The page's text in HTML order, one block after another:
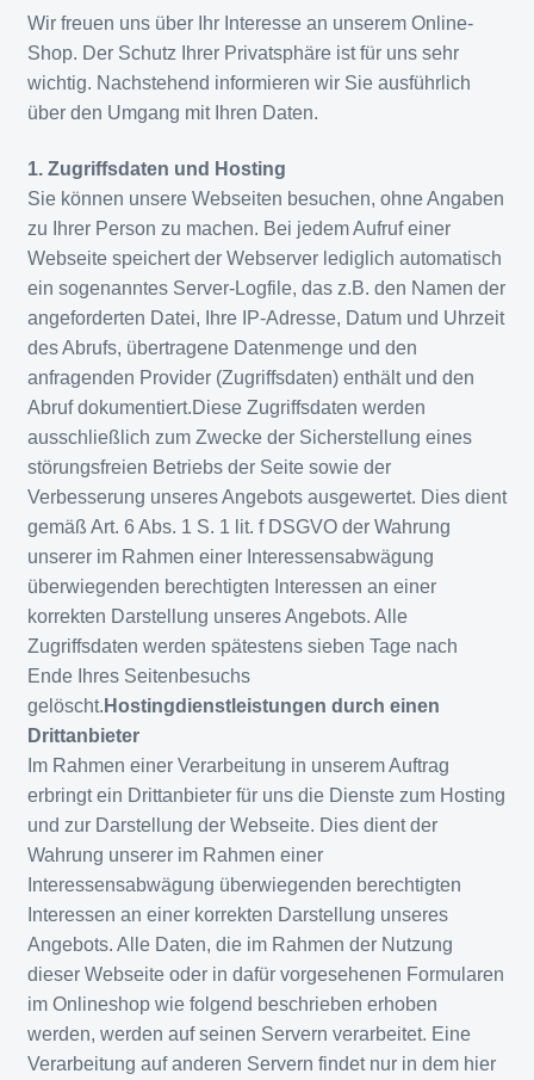
Wir freuen uns über Ihr Interesse an unserem Online-
Shop. Der Schutz Ihrer Privatsphäre ist für uns sehr
wichtig. Nachstehend informieren wir Sie ausführlich
über den Umgang mit Ihren Daten.
1. Zugriffsdaten und Hosting
Sie können unsere Webseiten besuchen, ohne Angaben
zu Ihrer Person zu machen. Bei jedem Aufruf einer
Webseite speichert der Webserver lediglich automatisch
ein sogenanntes Server-Logfile, das z.B. den Namen der
angeforderten Datei, Ihre IP-Adresse, Datum und Uhrzeit
des Abrufs, übertragene Datenmenge und den
anfragenden Provider (Zugriffsdaten) enthält und den
Abruf dokumentiert.Diese Zugriffsdaten werden
ausschließlich zum Zwecke der Sicherstellung eines
störungsfreien Betriebs der Seite sowie der
Verbesserung unseres Angebots ausgewertet. Dies dient
gemäß Art. 6 Abs. 1 S. 1 lit. f DSGVO der Wahrung
unserer im Rahmen einer Interessensabwägung
überwiegenden berechtigten Interessen an einer
korrekten Darstellung unseres Angebots. Alle
Zugriffsdaten werden spätestens sieben Tage nach
Ende Ihres Seitenbesuchs
gelöscht. Hostingdienstleistungen durch einen
Drittanbieter
Im Rahmen einer Verarbeitung in unserem Auftrag
erbringt ein Drittanbieter für uns die Dienste zum Hosting
und zur Darstellung der Webseite. Dies dient der
Wahrung unserer im Rahmen einer
Interessensabwägung überwiegenden berechtigten
Interessen an einer korrekten Darstellung unseres
Angebots. Alle Daten, die im Rahmen der Nutzung
dieser Webseite oder in dafür vorgesehenen Formularen
im Onlineshop wie folgend beschrieben erhoben
werden, werden auf seinen Servern verarbeitet. Eine
Verarbeitung auf anderen Servern findet nur in dem hier